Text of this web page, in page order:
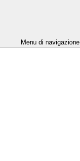
Menu di navigazione